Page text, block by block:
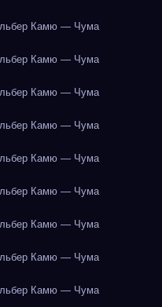
Камю — Чума
Камю — Чума
Камю — Чума
Камю — Чума
Камю — Чума
Камю — Чума
Камю — Чума
Камю — Чума
Камю — Чума